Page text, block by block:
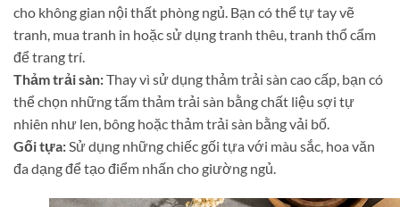
cho không gian nội thất phòng ngủ. Bạn có thể tự tay vẽ
tranh, mua tranh in hoặc sử dụng tranh thêu, tranh thổ cẩm
để trang trí.
Thảm trải sàn:Thay vì sử dụng thảm trải sàn cao cấp, bạn có
thể chọn những tấm thảm trải sàn bằng chất liệu sợi tự
nhiên như len, bông hoặc thảm trải sàn bằng vải bố.
Gối tựa:Sử dụng những chiếc gối tựa với màu sắc, hoa văn
đa dạng để tạo điểm nhấn cho giường ngủ.